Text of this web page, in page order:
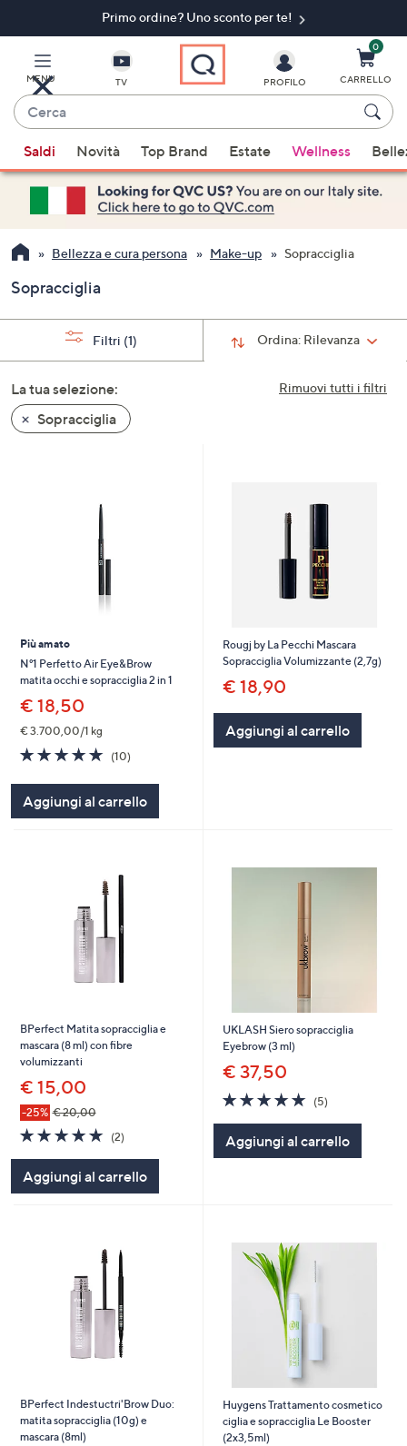
principale
Primo ordine? Uno sconto per te!​
MENU TV
Cerca
sono
disponibili
suggerimenti,
usa
i
freccia
su
giù
oppure
scorri
a
PROFILO
0
CARRELLO
Saldi Novità Top Brand Estate Wellness
Bellezza e cura persona Make-up Sopracciglia
Sopracciglia
Ordina: Rilevanza
Filtri (1)
Rimuovi tutti i filtri
La tua selezione:
Sopracciglia
Più amato
N°1 Perfetto Air Eye&Brow
matita occhi e sopracciglia 2 in 1
€ 18,50
€ 3.700,00/1 kg
4.7
of
5
Stars
(10)10
Aggiungi al carrello
Rougj by La Pecchi Mascara
Sopracciglia Volumizzante (2,7g)
€ 18,90
Aggiungi al carrello
BPerfect Matita sopracciglia e
mascara (8 ml) con fibre
volumizzanti
€ 15,00
-25% € 20,00
5.0
of
Stars
(2)2
Aggiungi al carrello
UKLASH Siero sopracciglia
Eyebrow (3 ml)
€ 37,50
4.8
of
Stars
(5)5
Aggiungi al carrello
BPerfect Indestuctri'Brow Duo:
matita sopracciglia (10g) e
mascara (8ml)
Huygens Trattamento cosmetico
ciglia e sopracciglia Le Booster
(2x3,5ml)